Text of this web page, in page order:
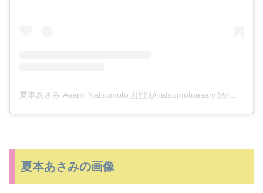
夏本あさみ Asami Natsumoto🇯🇵(@natsumotoasami)がシェアした投稿
夏本あさみの画像